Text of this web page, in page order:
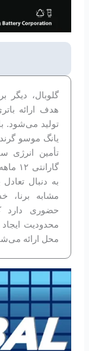
گلوبال، دیگر
هدف ارائه
یانگ موسو
تأمین انرژی
به دنبال
مشابه برنا،
حضوری دارد
محدودیت
محل ارائه